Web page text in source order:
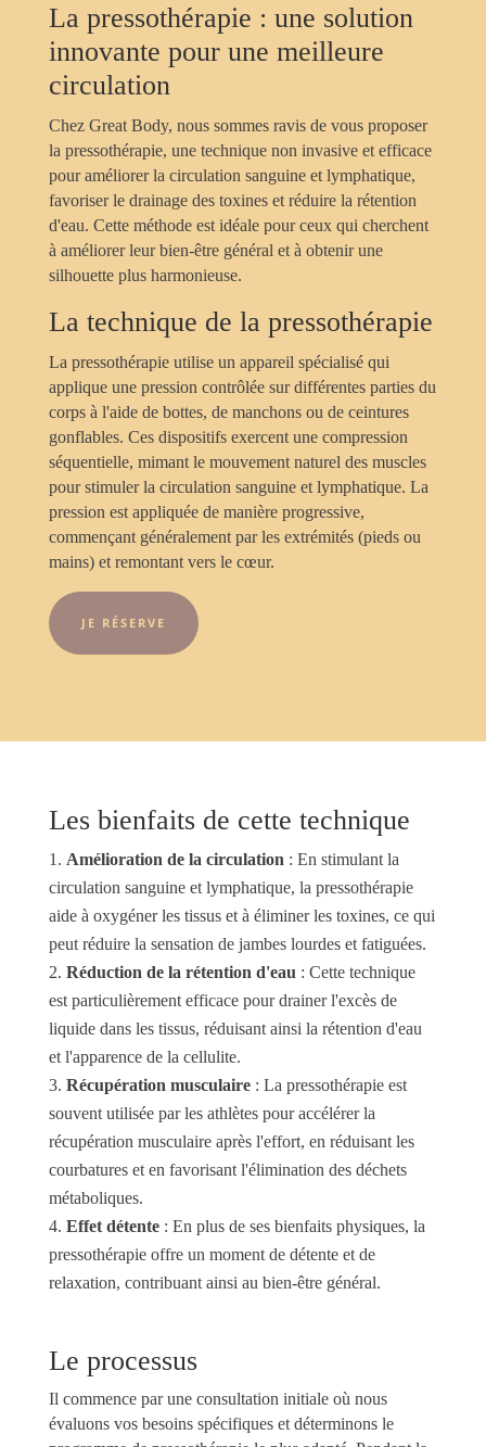
La pressothérapie : une solution
innovante pour une meilleure
circulation
Chez Great Body, nous sommes ravis de vous proposer
la pressothérapie, une technique non invasive et efficace
pour améliorer la circulation sanguine et lymphatique,
favoriser le drainage des toxines et réduire la rétention
d'eau. Cette méthode est idéale pour ceux qui cherchent
à améliorer leur bien-être général et à obtenir une
silhouette plus harmonieuse.
La technique de la pressothérapie
La pressothérapie utilise un appareil spécialisé qui
applique une pression contrôlée sur différentes parties du
corps à l'aide de bottes, de manchons ou de ceintures
gonflables. Ces dispositifs exercent une compression
séquentielle, mimant le mouvement naturel des muscles
pour stimuler la circulation sanguine et lymphatique. La
pression est appliquée de manière progressive,
commençant généralement par les extrémités (pieds ou
mains) et remontant vers le cœur.
JE RÉSERVE
Les bienfaits de cette technique
Amélioration de la circulation : En stimulant la
circulation sanguine et lymphatique, la pressothérapie
aide à oxygéner les tissus et à éliminer les toxines, ce qui
peut réduire la sensation de jambes lourdes et fatiguées.
Réduction de la rétention d'eau : Cette technique
est particulièrement efficace pour drainer l'excès de
liquide dans les tissus, réduisant ainsi la rétention d'eau
et l'apparence de la cellulite.
Récupération musculaire: La pressothérapie est
souvent utilisée par les athlètes pour accélérer la
récupération musculaire après l'effort, en réduisant les
courbatures et en favorisant l'élimination des déchets
métaboliques.
Effet détente: En plus de ses bienfaits physiques, la
pressothérapie offre un moment de détente et de
relaxation, contribuant ainsi au bien-être général.
Le processus
Il commence par une consultation initiale où nous
évaluons vos besoins spécifiques et déterminons le